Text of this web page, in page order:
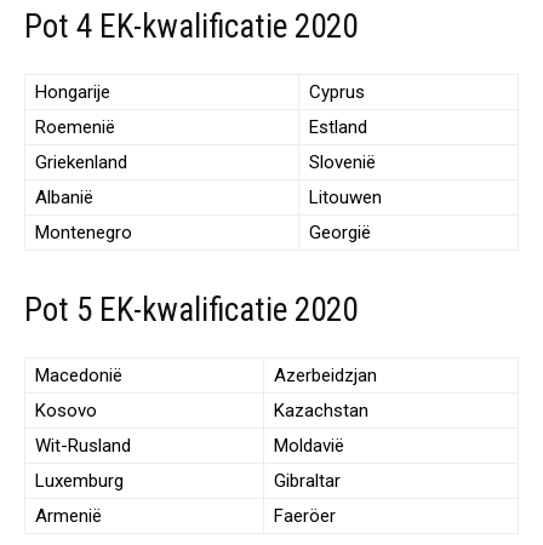
Pot 4 EK-kwalificatie 2020
Hongarije
Cyprus
Roemenië
Estland
Griekenland
Slovenië
Albanië
Litouwen
Montenegro
Georgië
Pot 5 EK-kwalificatie 2020
Macedonië
Azerbeidzjan
Kosovo
Kazachstan
Wit-Rusland
Moldavië
Luxemburg
Gibraltar
Armenië
Faeröer